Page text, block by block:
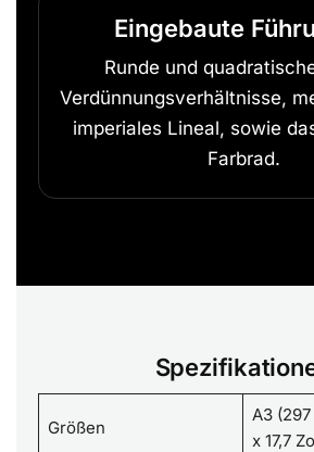
Eingebaute
Runde und
Verdünnungsverhältnisse,
imperiales Lineal, sowie
Farbrad.
Größen
A3
x 17,7